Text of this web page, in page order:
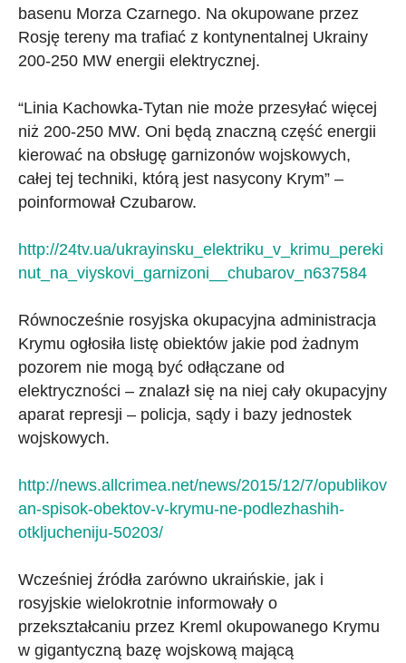
basenu Morza Czarnego. Na okupowane przez
Rosję tereny ma trafiać z kontynentalnej Ukrainy
200-250 MW energii elektrycznej.
“Linia Kachowka-Tytan nie może przesyłać więcej
niż 200-250 MW. Oni będą znaczną część energii
kierować na obsługę garnizonów wojskowych,
całej tej techniki, którą jest nasycony Krym” –
poinformował Czubarow.
http://24tv.ua/ukrayinsku_elektriku_v_krimu_pereki
nut_na_viyskovi_garnizoni__chubarov_n637584
Równocześnie rosyjska okupacyjna administracja
Krymu ogłosiła listę obiektów jakie pod żadnym
pozorem nie mogą być odłączane od
elektryczności – znalazł się na niej cały okupacyjny
aparat represji – policja, sądy i bazy jednostek
wojskowych.
http://news.allcrimea.net/news/2015/12/7/opublikov
an-spisok-obektov-v-krymu-ne-podlezhashih-
otkljucheniju-50203/
Wcześniej źródła zarówno ukraińskie, jak i
rosyjskie wielokrotnie informowały o
przekształcaniu przez Kreml okupowanego Krymu
w gigantyczną bazę wojskową mającą